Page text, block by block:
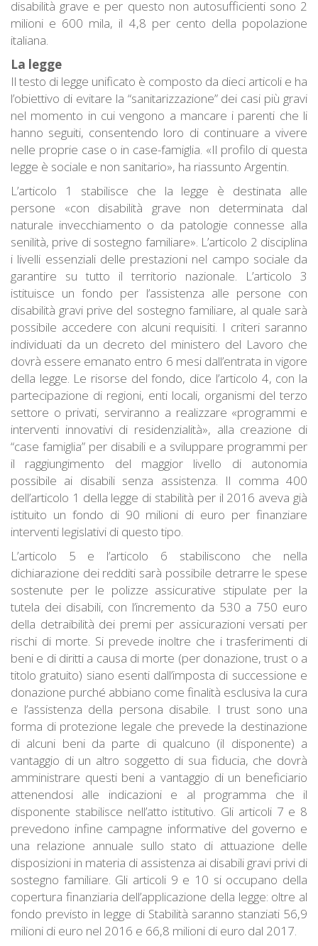
disabilità grave e per questo non autosufficienti sono 2
milioni e 600 mila, il 4,8 per cento della popolazione
italiana.
La legge
Il testo di legge unificato è composto da dieci articoli e ha
l’obiettivo di evitare la “sanitarizzazione” dei casi più gravi
nel momento in cui vengono a mancare i parenti che li
hanno seguiti, consentendo loro di continuare a vivere
nelle proprie case o in case-famiglia. «Il profilo di questa
legge è sociale e non sanitario», ha riassunto Argentin.
L’articolo 1 stabilisce che la legge è destinata alle
persone «con disabilità grave non determinata dal
naturale invecchiamento o da patologie connesse alla
senilità, prive di sostegno familiare». L’articolo 2 disciplina
i livelli essenziali delle prestazioni nel campo sociale da
garantire su tutto il territorio nazionale. L’articolo 3
istituisce un fondo per l’assistenza alle persone con
disabilità gravi prive del sostegno familiare, al quale sarà
possibile accedere con alcuni requisiti. I criteri saranno
individuati da un decreto del ministero del Lavoro che
dovrà essere emanato entro 6 mesi dall’entrata in vigore
della legge. Le risorse del fondo, dice l’articolo 4, con la
partecipazione di regioni, enti locali, organismi del terzo
settore o privati, serviranno a realizzare «programmi e
interventi innovativi di residenzialità», alla creazione di
“case famiglia” per disabili e a sviluppare programmi per
il raggiungimento del maggior livello di autonomia
possibile ai disabili senza assistenza. Il comma 400
dell’articolo 1 della legge di stabilità per il 2016 aveva già
istituito un fondo di 90 milioni di euro per finanziare
interventi legislativi di questo tipo.
L’articolo 5 e l’articolo 6 stabiliscono che nella
dichiarazione dei redditi sarà possibile detrarre le spese
sostenute per le polizze assicurative stipulate per la
tutela dei disabili, con l’incremento da 530 a 750 euro
della detraibilità dei premi per assicurazioni versati per
rischi di morte. Si prevede inoltre che i trasferimenti di
beni e di diritti a causa di morte (per donazione, trust o a
titolo gratuito) siano esenti dall’imposta di successione e
donazione purché abbiano come finalità esclusiva la cura
e l’assistenza della persona disabile. I trust sono una
forma di protezione legale che prevede la destinazione
di alcuni beni da parte di qualcuno (il disponente) a
vantaggio di un altro soggetto di sua fiducia, che dovrà
amministrare questi beni a vantaggio di un beneficiario
attenendosi alle indicazioni e al programma che il
disponente stabilisce nell’atto istitutivo. Gli articoli 7 e 8
prevedono infine campagne informative del governo e
una relazione annuale sullo stato di attuazione delle
disposizioni in materia di assistenza ai disabili gravi privi di
sostegno familiare. Gli articoli 9 e 10 si occupano della
copertura finanziaria dell’applicazione della legge: oltre al
fondo previsto in legge di Stabilità saranno stanziati 56,9
milioni di euro nel 2016 e 66,8 milioni di euro dal 2017.